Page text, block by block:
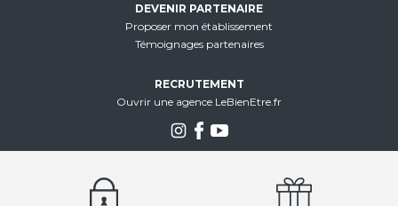
DEVENIR PARTENAIRE
Proposer mon établissement
Témoignages partenaires
RECRUTEMENT
Ouvrir une agence LeBienEtre.fr